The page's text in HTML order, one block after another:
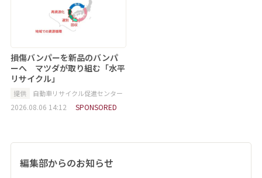
損傷バンパーを新品のバンパ
ーへ マツダが取り組む「水平
リサイクル」
提供 自動車リサイクル促進センター
2026.08.06 14:12 SPONSORED
編集部からのお知らせ